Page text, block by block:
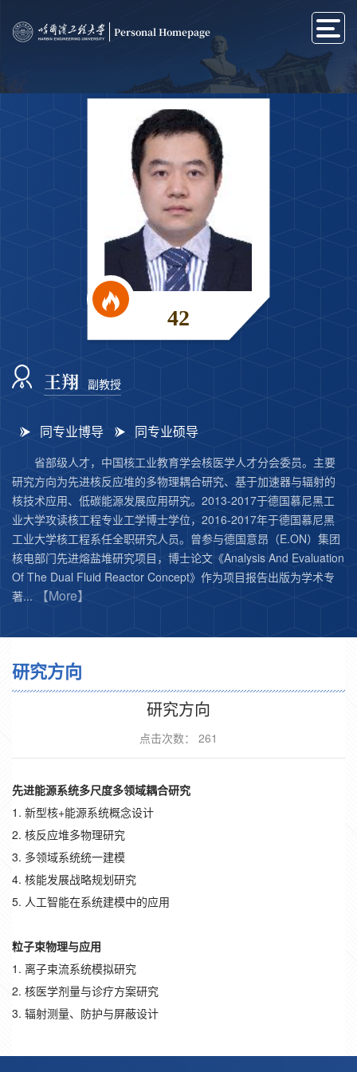
Personal Homepage
42
王翔 副教授
同专业博导 同专业硕导
省部级人才，中国核工业教育学会核医学人才分会委员。主要
研究方向为先进核反应堆的多物理耦合研究、基于加速器与辐射的
核技术应用、低碳能源发展应用研究。2013-2017于德国慕尼黑工
业大学攻读核工程专业工学博士学位，2016-2017年于德国慕尼黑
工业大学核工程系任全职研究人员。曾参与德国意昂（E.ON）集团
核电部门先进熔盐堆研究项目，博士论文《Analysis And Evaluation
Of The Dual Fluid Reactor Concept》作为项目报告出版为学术专
著...
【More】
研究方向
研究方向
点击次数： 261
先进能源系统多尺度多领域耦合研究
1. 新型核+能源系统概念设计
2. 核反应堆多物理研究
3. 多领域系统统一建模
4. 核能发展战略规划研究
5. 人工智能在系统建模中的应用
粒子束物理与应用
1. 离子束流系统模拟研究
2. 核医学剂量与诊疗方案研究
3. 辐射测量、防护与屏蔽设计